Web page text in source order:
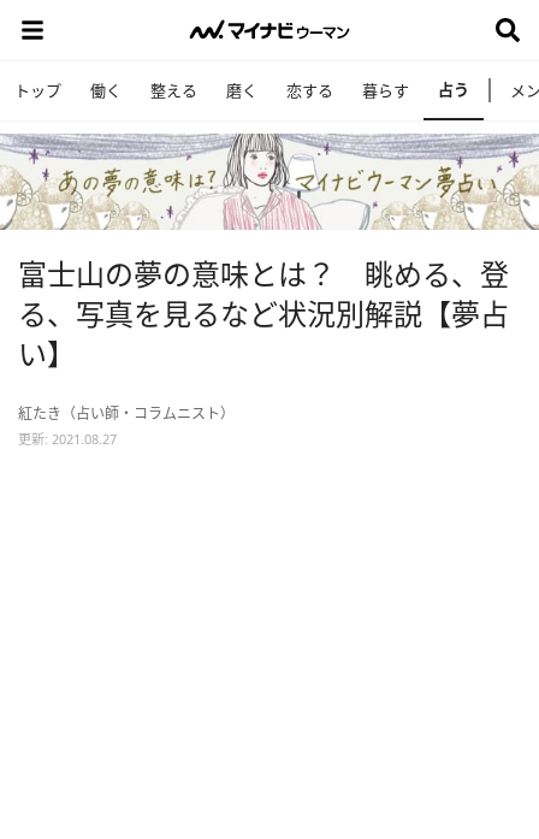
トップ 働く 整える 磨く 恋する 暮らす 占う メ
富士山の夢の意味とは？ 眺める、登
る、写真を見るなど状況別解説【夢占
い】
紅たき（占い師・コラムニスト）
更新: 2021.08.27